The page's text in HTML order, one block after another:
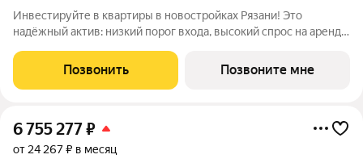
Инвестируйте в квартиры в новостройках Рязани! Это
надёжный актив: низкий порог входа, высокий спрос на аренду
Жилой квартал «Бережно» это проект класса Бизнес,
созданный с уважением к городу и
Позвонить Позвоните мне
6 755 277₽
от 24 267 ₽ в месяц